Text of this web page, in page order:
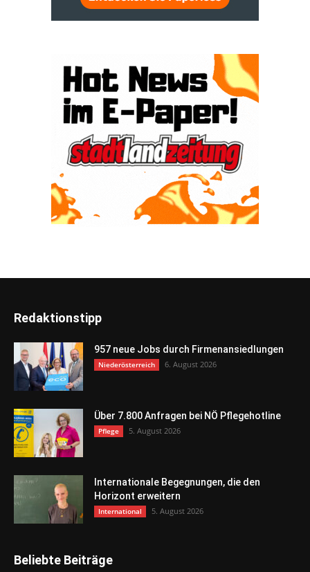
Redaktionstipp
957 neue Jobs durch Firmenansiedlungen
Niederösterreich 6. August 2026
Über 7.800 Anfragen bei NÖ Pflegehotline
Pflege 5. August 2026
Internationale Begegnungen, die den
Horizont erweitern
International 5. August 2026
Beliebte Beiträge